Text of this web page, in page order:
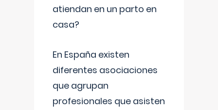
atiendan en un parto en
casa?
En España existen
diferentes asociaciones
que agrupan
profesionales que asisten